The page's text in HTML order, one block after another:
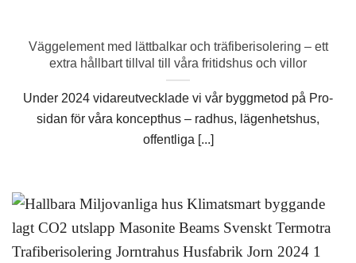
Vägg­element med lätt­balkar och träfiber­isolering – ett
extra hållbart tillval till våra fritidshus och villor
Under 2024 vidareutvecklade vi vår byggmetod på Pro-
sidan för våra koncepthus – radhus, lägenhetshus,
offentliga [...]